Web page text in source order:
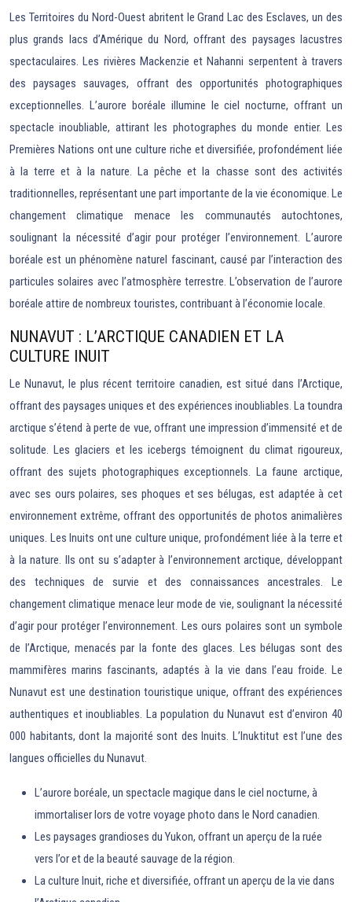
Les Territoires du Nord-Ouest abritent le Grand Lac des Esclaves, un des
plus grands lacs d’Amérique du Nord, offrant des paysages lacustres
spectaculaires. Les rivières Mackenzie et Nahanni serpentent à travers
des paysages sauvages, offrant des opportunités photographiques
exceptionnelles. L’aurore boréale illumine le ciel nocturne, offrant un
spectacle inoubliable, attirant les photographes du monde entier. Les
Premières Nations ont une culture riche et diversifiée, profondément liée
à la terre et à la nature. La pêche et la chasse sont des activités
traditionnelles, représentant une part importante de la vie économique. Le
changement climatique menace les communautés autochtones,
soulignant la nécessité d’agir pour protéger l’environnement. L’aurore
boréale est un phénomène naturel fascinant, causé par l’interaction des
particules solaires avec l’atmosphère terrestre. L’observation de l’aurore
boréale attire de nombreux touristes, contribuant à l’économie locale.
NUNAVUT : L’ARCTIQUE CANADIEN ET LA
CULTURE INUIT
Le Nunavut, le plus récent territoire canadien, est situé dans l’Arctique,
offrant des paysages uniques et des expériences inoubliables. La toundra
arctique s’étend à perte de vue, offrant une impression d’immensité et de
solitude. Les glaciers et les icebergs témoignent du climat rigoureux,
offrant des sujets photographiques exceptionnels. La faune arctique,
avec ses ours polaires, ses phoques et ses bélugas, est adaptée à cet
environnement extrême, offrant des opportunités de photos animalières
uniques. Les Inuits ont une culture unique, profondément liée à la terre et
à la nature. Ils ont su s’adapter à l’environnement arctique, développant
des techniques de survie et des connaissances ancestrales. Le
changement climatique menace leur mode de vie, soulignant la nécessité
d’agir pour protéger l’environnement. Les ours polaires sont un symbole
de l’Arctique, menacés par la fonte des glaces. Les bélugas sont des
mammifères marins fascinants, adaptés à la vie dans l’eau froide. Le
Nunavut est une destination touristique unique, offrant des expériences
authentiques et inoubliables. La population du Nunavut est d’environ 40
000 habitants, dont la majorité sont des Inuits. L’Inuktitut est l’une des
langues officielles du Nunavut.
L’aurore boréale, un spectacle magique dans le ciel nocturne, à
immortaliser lors de votre voyage photo dans le Nord canadien.
Les paysages grandioses du Yukon, offrant un aperçu de la ruée
vers l’or et de la beauté sauvage de la région.
La culture Inuit, riche et diversifiée, offrant un aperçu de la vie dans